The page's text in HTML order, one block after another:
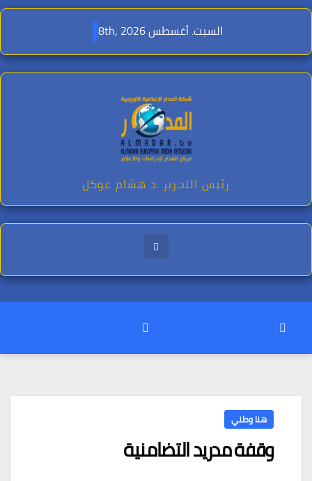
Skip
content
السبت. أغسطس 8th, 2026
رئيس التحرير .د هشام عوكل
هنا وطني
وقفة مدريد التضامنية